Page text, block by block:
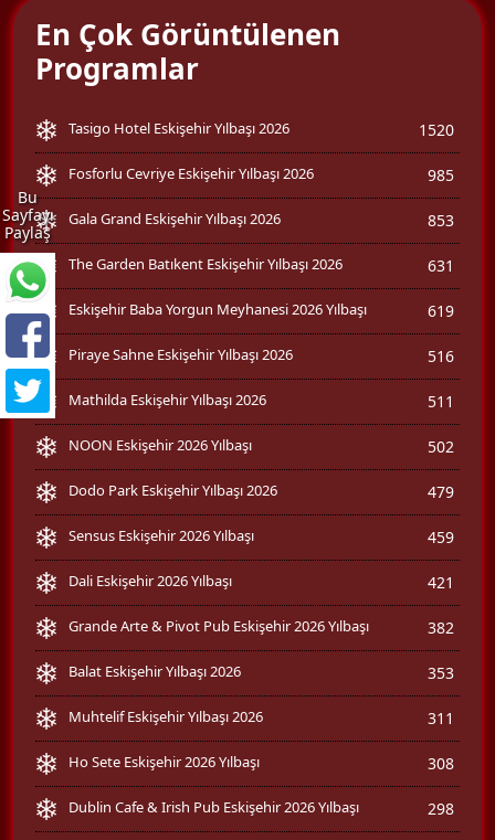
Bu
Sayfayı
Paylaş
En Çok Görüntülenen
Programlar
Tasigo Hotel Eskişehir Yılbaşı 2026 1520
Fosforlu Cevriye Eskişehir Yılbaşı 2026 985
Gala Grand Eskişehir Yılbaşı 2026 853
The Garden Batıkent Eskişehir Yılbaşı 2026 631
Eskişehir Baba Yorgun Meyhanesi 2026 Yılbaşı 619
Piraye Sahne Eskişehir Yılbaşı 2026 516
Mathilda Eskişehir Yılbaşı 2026 511
NOON Eskişehir 2026 Yılbaşı 502
Dodo Park Eskişehir Yılbaşı 2026 479
Sensus Eskişehir 2026 Yılbaşı 459
Dali Eskişehir 2026 Yılbaşı 421
Grande Arte & Pivot Pub Eskişehir 2026 Yılbaşı 382
Balat Eskişehir Yılbaşı 2026 353
Muhtelif Eskişehir Yılbaşı 2026 311
Ho Sete Eskişehir 2026 Yılbaşı 308
Dublin Cafe & Irish Pub Eskişehir 2026 Yılbaşı 298